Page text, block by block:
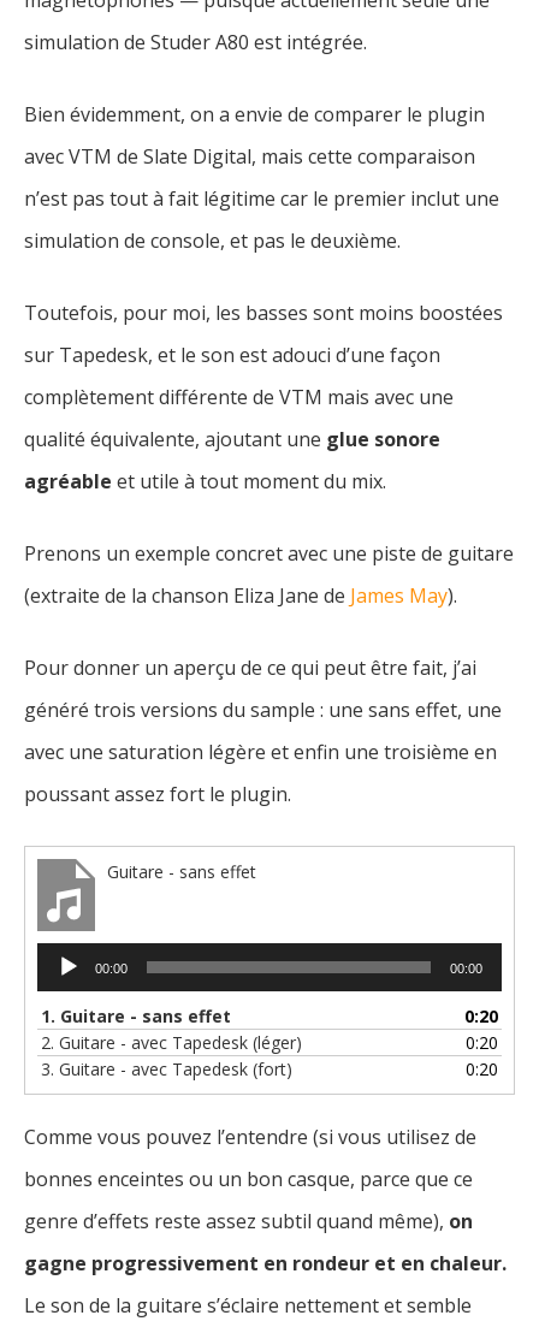
simulation de Studer A80 est intégrée.
Bien évidemment, on a envie de comparer le plugin
avec VTM de Slate Digital, mais cette comparaison
n’est pas tout à fait légitime car le premier inclut une
simulation de console, et pas le deuxième.
Toutefois, pour moi, les basses sont moins boostées
sur Tapedesk, et le son est adouci d’une façon
complètement différente de VTM mais avec une
qualité équivalente, ajoutant une glue sonore
agréable et utile à tout moment du mix.
Prenons un exemple concret avec une piste de guitare
(extraite de la chanson Eliza Jane de James May).
Pour donner un aperçu de ce qui peut être fait, j’ai
généré trois versions du sample : une sans effet, une
avec une saturation légère et enfin une troisième en
poussant assez fort le plugin.
Guitare - sans effet
Lecteur
audio
00:00 00:00
1. Guitare - sans effet
0:20
2. Guitare - avec Tapedesk (léger)
0:20
3. Guitare - avec Tapedesk (fort) 0:20
Comme vous pouvez l’entendre (si vous utilisez de
bonnes enceintes ou un bon casque, parce que ce
genre d’effets reste assez subtil quand même), on
gagne progressivement en rondeur et en chaleur.
Le son de la guitare s’éclaire nettement et semble